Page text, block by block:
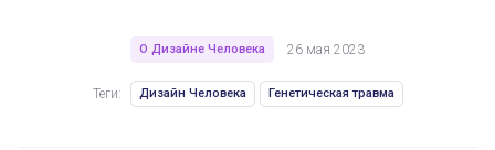
О Дизайне Человека 26 мая 2023
Теги: Дизайн Человека Генетическая травма